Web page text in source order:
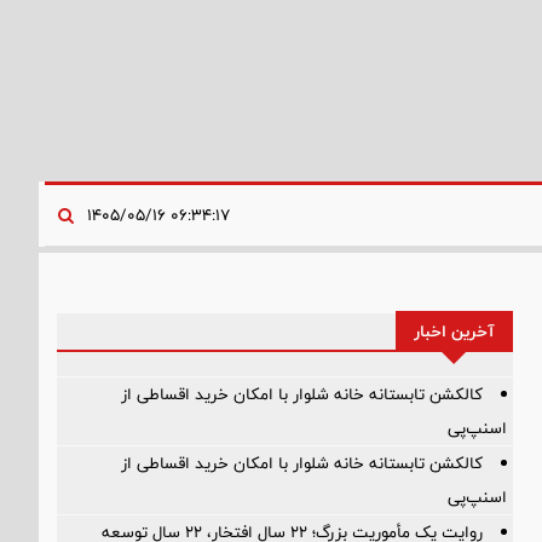
آخرین اخبار
کالکشن تابستانه خانه شلوار با امکان خرید اقساطی از
اسنپ‌پی
کالکشن تابستانه خانه شلوار با امکان خرید اقساطی از
اسنپ‌پی
روایت یک مأموریت بزرگ؛ ۲۲ سال افتخار، ۲۲ سال توسعه